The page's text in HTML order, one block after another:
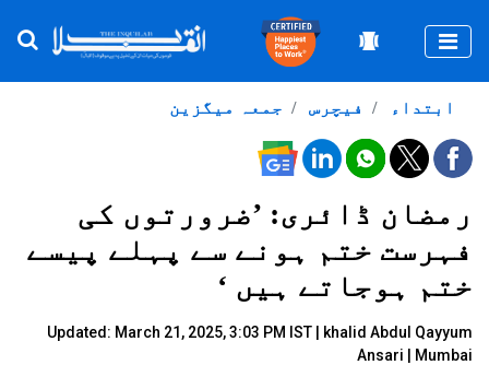
جمعہ میگزین فیچرس ابتداء
رمضان ڈائری: ’ضرورتوں کی
فہرست ختم ہونے سے پہلے پیسے
ختم ہوجاتے ہیں ‘
Updated: March 21, 2025, 3:03 PM IST |
khalid Abdul Qayyum
Ansari | Mumbai